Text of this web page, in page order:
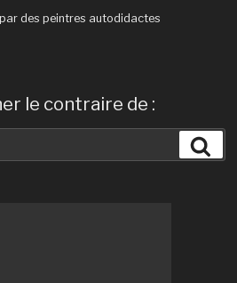
des peintres autodidactes
le contraire de :